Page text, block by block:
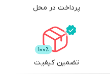
پرداخت در محل
تضمین کیفیت